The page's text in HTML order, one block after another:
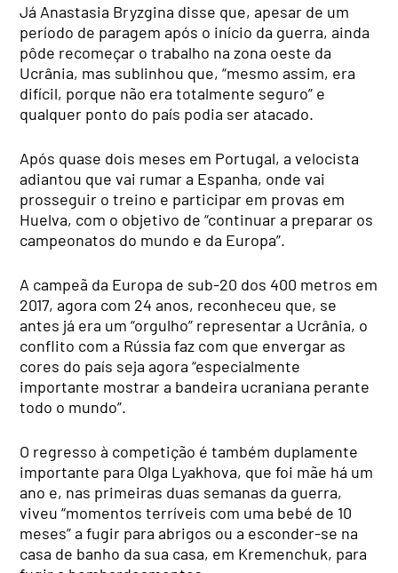
Já Anastasia Bryzgina disse que, apesar de um
período de paragem após o início da guerra, ainda
pôde recomeçar o trabalho na zona oeste da
Ucrânia, mas sublinhou que, “mesmo assim, era
difícil, porque não era totalmente seguro” e
qualquer ponto do país podia ser atacado.
Após quase dois meses em Portugal, a velocista
adiantou que vai rumar a Espanha, onde vai
prosseguir o treino e participar em provas em
Huelva, com o objetivo de “continuar a preparar os
campeonatos do mundo e da Europa”.
A campeã da Europa de sub-20 dos 400 metros em
2017, agora com 24 anos, reconheceu que, se
antes já era um “orgulho” representar a Ucrânia, o
conflito com a Rússia faz com que envergar as
cores do país seja agora “especialmente
importante mostrar a bandeira ucraniana perante
todo o mundo”.
O regresso à competição é também duplamente
importante para Olga Lyakhova, que foi mãe há um
ano e, nas primeiras duas semanas da guerra,
viveu “momentos terríveis com uma bebé de 10
meses” a fugir para abrigos ou a esconder-se na
casa de banho da sua casa, em Kremenchuk, para